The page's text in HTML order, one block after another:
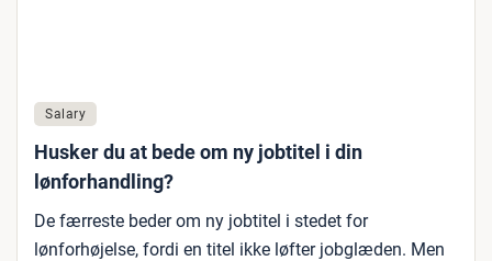
Salary
Husker du at bede om ny jobtitel i din
lønforhandling?
De færreste beder om ny jobtitel i stedet for
lønforhøjelse, fordi en titel ikke løfter jobglæden. Men